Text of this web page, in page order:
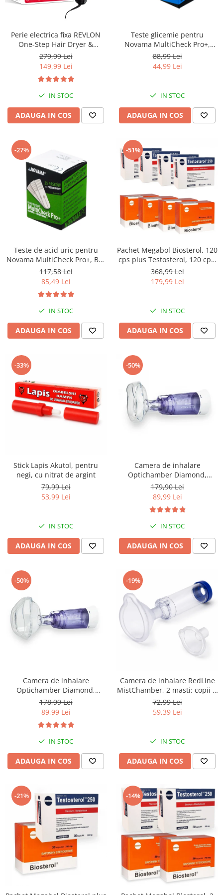
Diverse
Electrocasnice & climatizare
Ventilatoare
Purificatoare
Incalzitoare corporale
Electrocasnice mici
Proteine si aminoacizi
Proteine
Aminoacizi
Tablete energizante
Alte suplimente nutritive
Uniforme si saboti medicali
Saboti medicali
Resigilate
Carti
Perie electrica fixa REVLON
One-Step Hair Dryer &
Volumizer, RVDR5222E2,
pentru par mediu si lung
279,99 Lei
149,99 Lei
IN STOC
ADAUGA IN COS
Teste glicemie pentru
Novama MultiCheck Pro+,
BK1-G, 50 teste/ cutie
88,99 Lei
44,99 Lei
IN STOC
ADAUGA IN COS
-27%
Teste de acid uric pentru
Novama MultiCheck Pro+, BK-
U1, 25 teste/ cutie
117,58 Lei
85,49 Lei
IN STOC
ADAUGA IN COS
-51%
Pachet Megabol Biosterol, 120
cps plus Testosterol, 120 cps,
stimulare testosteron si
hormon de crestere, inhibare
estrogen
368,99 Lei
179,99 Lei
IN STOC
ADAUGA IN COS
-33%
Stick Lapis Akutol, pentru
negi, cu nitrat de argint
79,99 Lei
53,99 Lei
IN STOC
ADAUGA IN COS
-50%
Camera de inhalare
Optichamber Diamond,
Philips Respironics, cu masca
1-5 ani
179,90 Lei
89,99 Lei
IN STOC
ADAUGA IN COS
-50%
Camera de inhalare
Optichamber Diamond,
Philips Respironics, masca 5
ani - adulti
178,99 Lei
89,99 Lei
IN STOC
ADAUGA IN COS
-19%
Camera de inhalare RedLine
MistChamber, 2 masti: copii si
adulti
72,99 Lei
59,39 Lei
IN STOC
ADAUGA IN COS
-21% -14%